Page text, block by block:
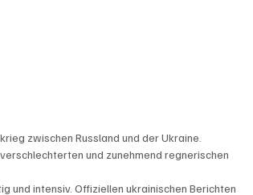
zwischen Russland und der Ukraine.
und zunehmend regnerischen
und intensiv. Offiziellen ukrainischen Berichten